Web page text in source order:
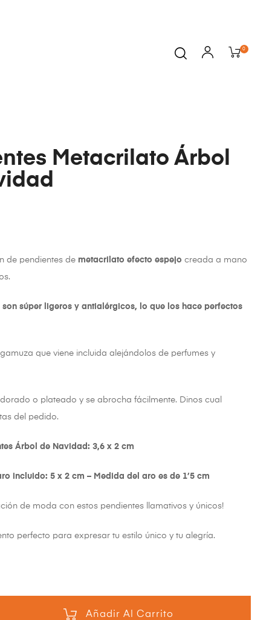
0
Metacrilato Árbol
de pendientes de metacrilato efecto espejo creada a mano
son súper ligeros y antialérgicos, lo que los hace perfectos
que viene incluida alejándolos de perfumes y
o plateado y se abrocha fácilmente. Dinos cual
del pedido.
Árbol de Navidad: 3,6 x 2 cm
incluido: 5 x 2 cm – Medida del aro es de 1’5 cm
de moda con estos pendientes llamativos y únicos!
perfecto para expresar tu estilo único y tu alegría.
Añadir Al Carrito